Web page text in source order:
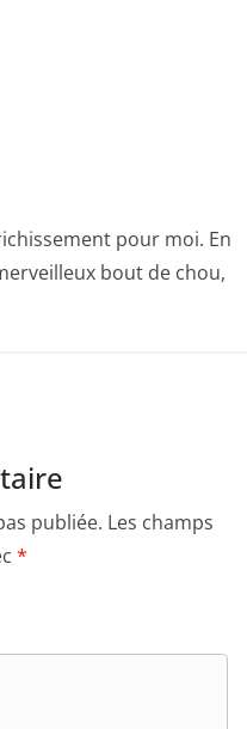
pour moi. En
bout de chou,
publiée. Les champs
*